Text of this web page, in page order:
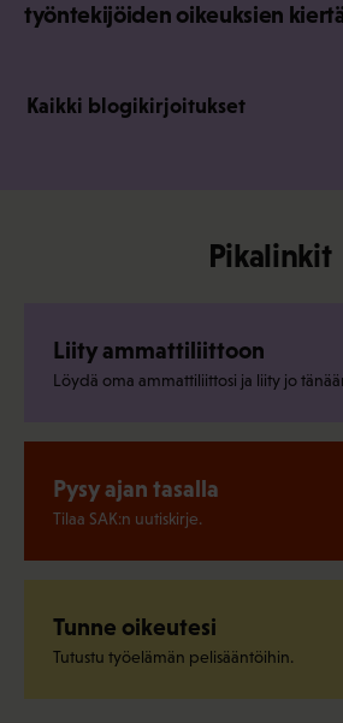
työntekijöiden oikeuksien
Kaikki blogikirjoitukset
Pikalinkit
Liity ammattiliittoon
Löydä oma ammattiliittosi ja liity jo
Pysy ajan tasalla
Tilaa SAK:n uutiskirje.
Tunne oikeutesi
Tutustu työelämän pelisääntöihin.